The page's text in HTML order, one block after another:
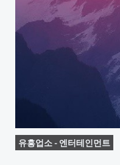
유흥업소 - 엔터테인먼트